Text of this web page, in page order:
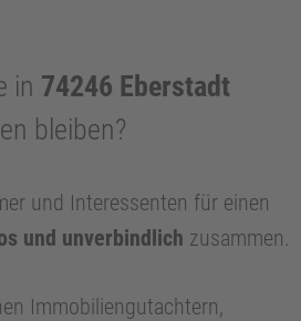
in 74246 Eberstadt
bleiben?
und Interessenten für einen
und unverbindlich zusammen.
Immobiliengutachtern,